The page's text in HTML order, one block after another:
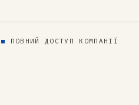
ПОВНИЙ ДОСТУП КОМПАНІЇ